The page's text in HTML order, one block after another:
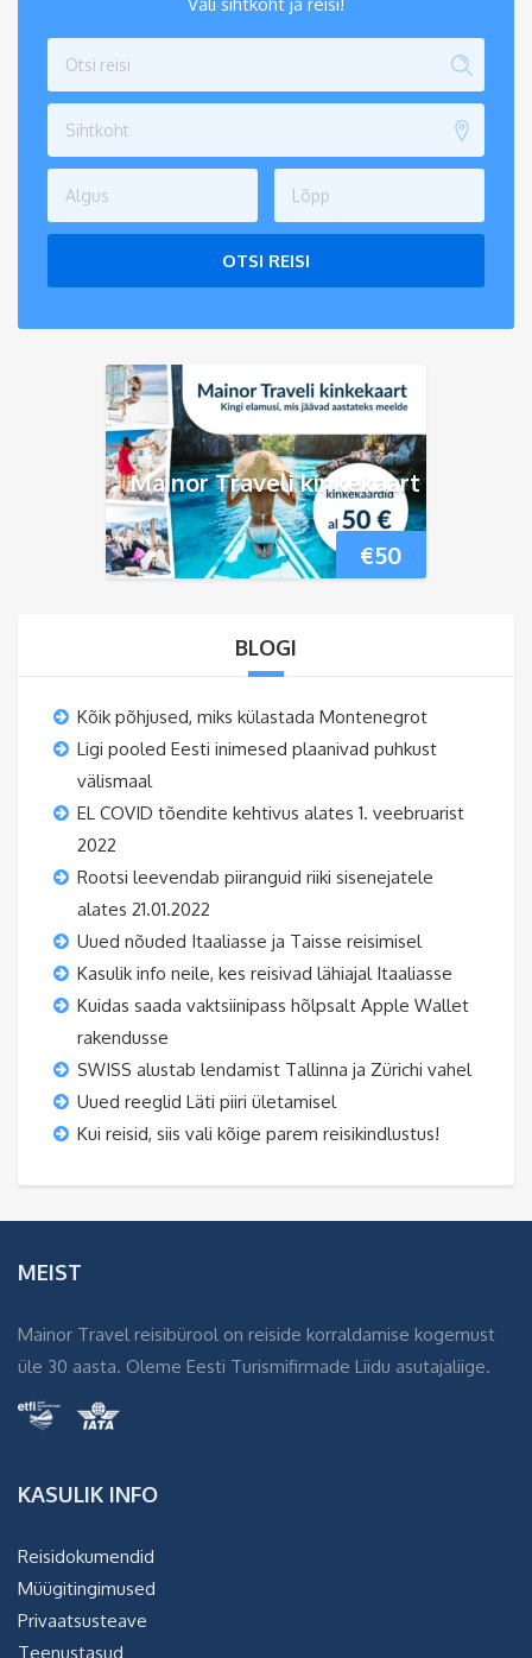
Sihtkoht
OTSI REISI
€50
Mainor Traveli kinkekaart
BLOGI
Kõik põhjused, miks külastada Montenegrot
Ligi pooled Eesti inimesed plaanivad puhkust
välismaal
EL COVID tõendite kehtivus alates 1. veebruarist
2022
Rootsi leevendab piiranguid riiki sisenejatele
alates 21.01.2022
Uued nõuded Itaaliasse ja Taisse reisimisel
Kasulik info neile, kes reisivad lähiajal Itaaliasse
Kuidas saada vaktsiinipass hõlpsalt Apple Wallet
rakendusse
SWISS alustab lendamist Tallinna ja Zürichi vahel
Uued reeglid Läti piiri ületamisel
Kui reisid, siis vali kõige parem reisikindlustus!
MEIST
Mainor Travel reisibürool on reiside korraldamise kogemust
üle 30 aasta. Oleme Eesti Turismifirmade Liidu asutajaliige.
KASULIK INFO
Reisidokumendid
Müügitingimused
Privaatsusteave
Teenustasud